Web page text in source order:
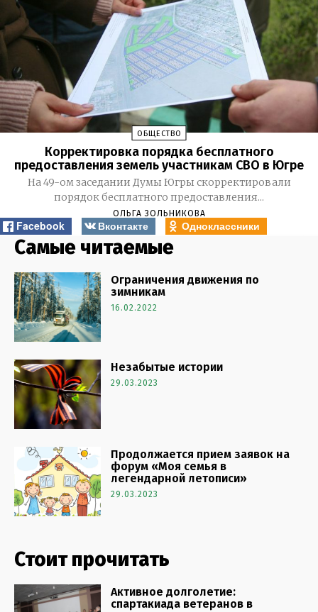
ОБЩЕСТВО
Корректировка порядка бесплатного
предоставления земель участникам СВО в Югре
На 49-ом заседании Думы Югры скорректировали
порядок бесплатного предоставления...
ОЛЬГА ЗОЛЬНИКОВА
Facebook Вконтакте Одноклассники
Самые читаемые
Ограничения движения по
зимникам
16.02.2022
Незабытые истории
29.03.2023
Продолжается прием заявок на
форум «Моя семья в
легендарной летописи»
29.03.2023
Стоит прочитать
Активное долголетие:
спартакиада ветеранов в